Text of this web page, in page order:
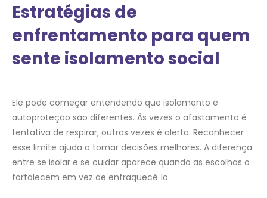
Estratégias de
enfrentamento para quem
sente isolamento social
Ele pode começar entendendo que isolamento e
autoproteção são diferentes. Às vezes o afastamento é
tentativa de respirar; outras vezes é alerta. Reconhecer
esse limite ajuda a tomar decisões melhores. A diferença
entre se isolar e se cuidar aparece quando as escolhas o
fortalecem em vez de enfraquecê‑lo.